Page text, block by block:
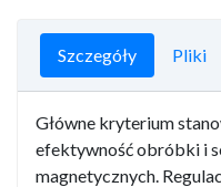
Szczegóły Pliki
Główne kryterium
efektywność obróbki i
magnetycznych.